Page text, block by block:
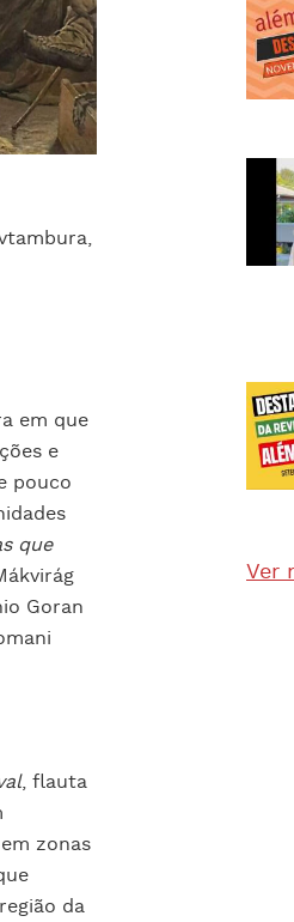
em que
e
pouco
que
Goran
, flauta
zonas
da
Ver